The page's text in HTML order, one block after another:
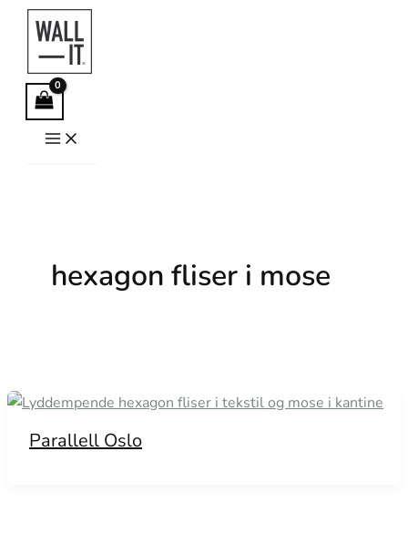
Hopp
innholdet
hexagon fliser i mose
Parallell Oslo